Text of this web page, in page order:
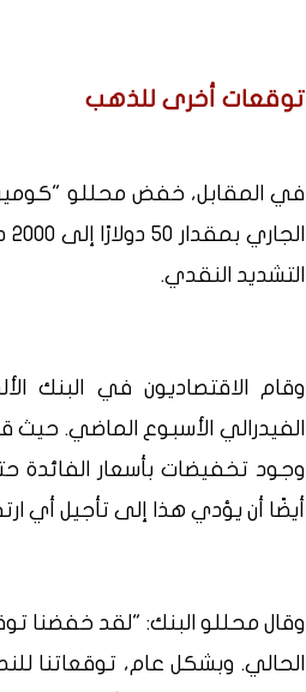
توقعات أخرى للذهب
في المقابل، خفض محللو
التشديد النقدي.
وقام الاقتصاديون في البنك
الفيدرالي الأسبوع الماضي. حيث
وجود تخفيضات بأسعار الفائدة
أيضًا أن يؤدي هذا إلى تأجيل أي
وقال محللو البنك: "لقد خفضنا